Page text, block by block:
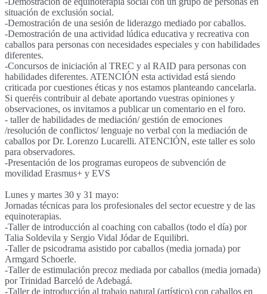
situación de exclusión social.
-Demostración de una sesión de liderazgo mediado por caballos.
-Demostración de una actividad lúdica educativa y recreativa con
caballos para personas con necesidades especiales y con habilidades
diferentes.
-Concursos de iniciación al TREC y al RAID para personas con
habilidades diferentes. ATENCIÓN esta actividad está siendo
criticada por cuestiones éticas y nos estamos planteando cancelarla.
Si queréis contribuir al debate aportando vuestras opiniones y
observaciones, os invitamos a publicar un comentario en el foro.
- taller de habilidades de mediación/ gestión de emociones
/resolución de conflictos/ lenguaje no verbal con la mediación de
caballos por Dr. Lorenzo Lucarelli. ATENCIÓN, este taller es solo
para observadores.
-Presentación de los programas europeos de subvención de
movilidad Erasmus+ y EVS
Lunes y martes 30 y 31 mayo:
Jornadas técnicas para los profesionales del sector ecuestre y de las
equinoterapias.
-Taller de introducción al coaching con caballos (todo el día) por
Talia Soldevila y Sergio Vidal Jódar de Equilibri.
-Taller de psicodrama asistido por caballos (media jornada) por
Armgard Schoerle.
-Taller de estimulación precoz mediada por caballos (media jornada)
por Trinidad Barceló de Adebagá.
-Taller de introducción al trabajo natural (artístico) con caballos en